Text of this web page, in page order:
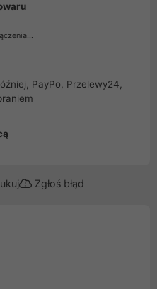
PayPo, Przelewy24,
Zgłoś błąd